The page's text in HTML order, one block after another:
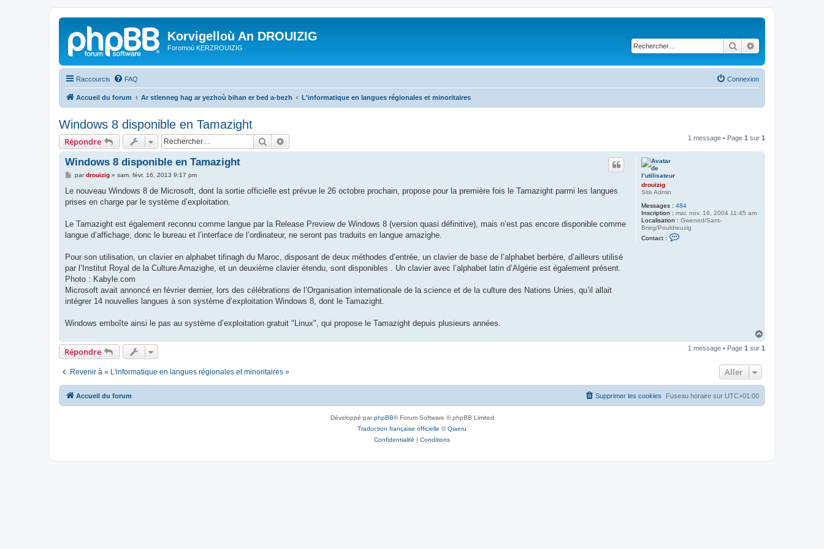
Korvigelloù An DROUIZIG
Foromoù KERZROUIZIG Rechercher
Raccourcis FAQ Connexion
Accueil du forum Ar stlenneg hag ar yezhoù bihan er bed a-bezh L'informatique en langues régionales et minoritaires
Windows 8 disponible en Tamazight
Répondre Rechercher 1 message • Page 1 sur 1
drouizig
Site Admin
Messages : 484
Inscription : mar. nov. 16, 2004 11:45 am
Localisation : Gwened/Sant-
Brieg/Pouldreuzig
Contact :
Windows 8 disponible en Tamazight
M
s
a
pardrouizig» sam. févr. 16, 2013 9:17 pm
Le nouveau Windows 8 de Microsoft, dont la sortie officielle est prévue le 26 octobre prochain, propose pour la première fois le Tamazight parmi les langues
prises en charge par le système d’exploitation.
Le Tamazight est également reconnu comme langue par la Release Preview de Windows 8 (version quasi définitive), mais n’est pas encore disponible comme
langue d’affichage, donc le bureau et l’interface de l’ordinateur, ne seront pas traduits en langue amazighe.
Pour son utilisation, un clavier en alphabet tifinagh du Maroc, disposant de deux méthodes d’entrée, un clavier de base de l’alphabet berbère, d’ailleurs utilisé
par l’Institut Royal de la Culture Amazighe, et un deuxième clavier étendu, sont disponibles . Un clavier avec l’alphabet latin d’Algérie est également présent.
Photo : Kabyle.com
Microsoft avait annoncé en février dernier, lors des célébrations de l’Organisation internationale de la science et de la culture des Nations Unies, qu’il allait
intégrer 14 nouvelles langues à son système d’exploitation Windows 8, dont le Tamazight.
Windows emboîte ainsi le pas au système d’exploitation gratuit "Linux", qui propose le Tamazight depuis plusieurs années.
u
Répondre 1 message • Page 1 sur 1
Revenir à « L'informatique en langues régionales et minoritaires » Aller
Accueil du forum Fuseau horaire sur UTC+01:00
Supprimer les cookies
Développé parphpBB® Forum Software © phpBB Limited
Traduction française officielle ©Qiaeru
Confidentialité | Conditions